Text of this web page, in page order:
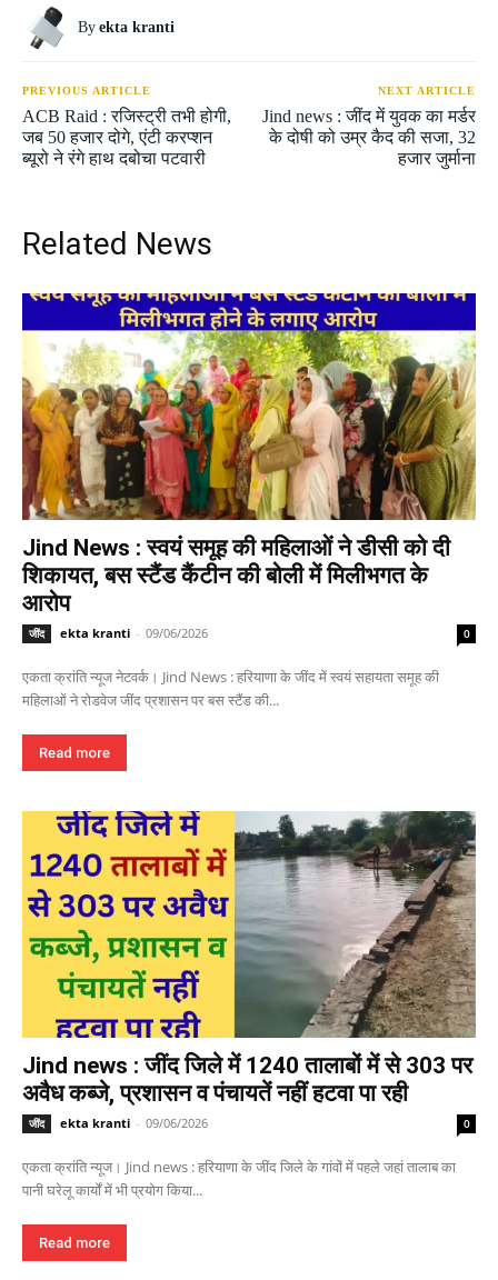
By ekta kranti
PREVIOUS ARTICLE
ACB Raid : रजिस्ट्री तभी होगी,
जब 50 हजार दोगे, एंटी करप्शन
ब्यूरो ने रंगे हाथ दबोचा पटवारी
NEXT ARTICLE
Jind news : जींद में युवक का मर्डर
के दोषी को उम्र कैद की सजा, 32
हजार जुर्माना
Related News
Jind News : स्वयं समूह की महिलाओं ने डीसी को दी
शिकायत, बस स्टैंड कैंटीन की बोली में मिलीभगत के
आरोप
जींद ekta kranti - 09/06/2026 0
एकता क्रांति न्यूज नेटवर्क। Jind News : हरियाणा के जींद में स्वयं सहायता समूह की
महिलाओं ने रोडवेज जींद प्रशासन पर बस स्टैंड की...
Read more
Jind news : जींद जिले में 1240 तालाबों में से 303 पर
अवैध कब्जे, प्रशासन व पंचायतें नहीं हटवा पा रही
जींद ekta kranti - 09/06/2026 0
एकता क्रांति न्यूज। Jind news : हरियाणा के जींद जिले के गांवों में पहले जहां तालाब का
पानी घरेलू कार्यों में भी प्रयोग किया...
Read more